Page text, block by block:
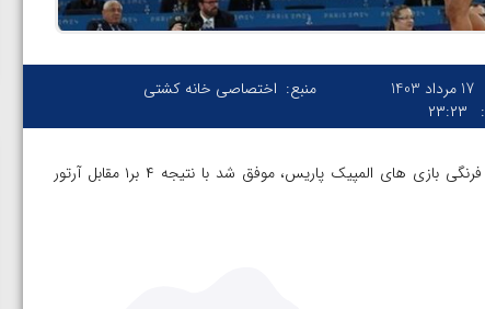
17 مرداد 1403
۲۳:۲۳
منبع: اختصاصی خانه کشتی
– محمدهادی ساروی در فینال وزن ۹۷ کیلوگرم کشتی فرنگی بازی های المپیک پاریس، موفق شد با نتیجه ۴ بر۱ مقابل آرتور